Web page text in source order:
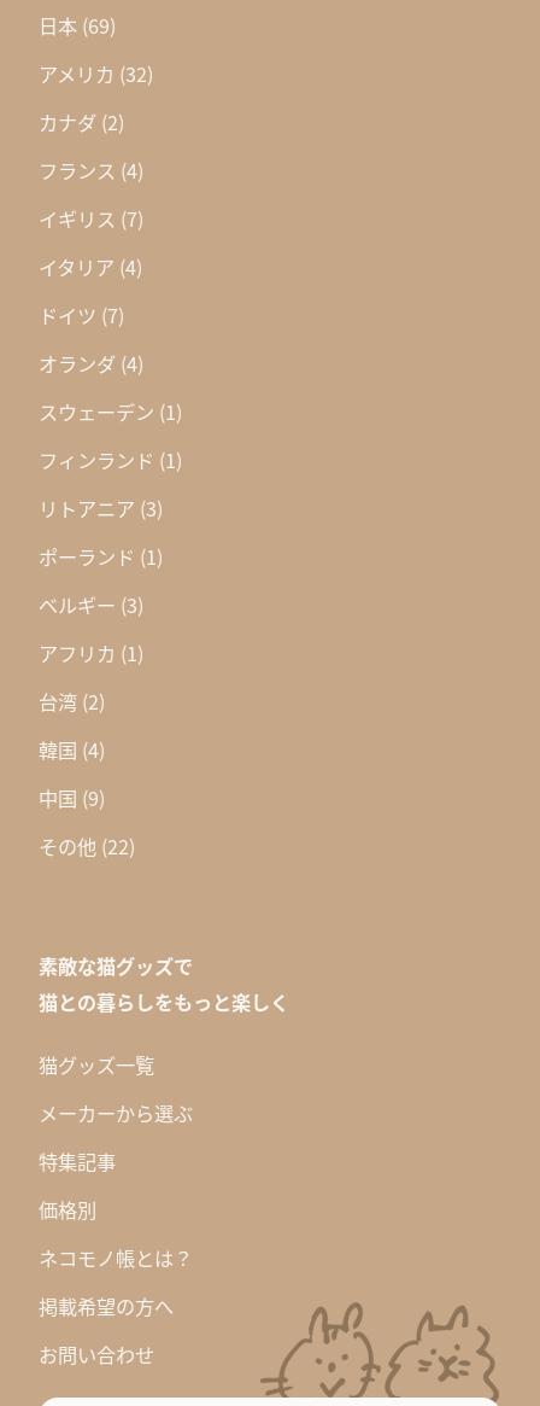
日本 (69)
アメリカ (32)
カナダ (2)
フランス (4)
イギリス (7)
イタリア (4)
ドイツ (7)
オランダ (4)
スウェーデン (1)
フィンランド (1)
リトアニア (3)
ポーランド (1)
ベルギー (3)
アフリカ (1)
台湾 (2)
韓国 (4)
中国 (9)
その他 (22)
素敵な猫グッズで
猫との暮らしをもっと楽しく
猫グッズ一覧
メーカーから選ぶ
特集記事
価格別
ネコモノ帳とは？
掲載希望の方へ
お問い合わせ